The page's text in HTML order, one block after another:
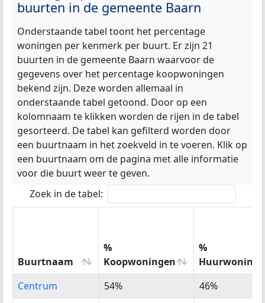
buurten in de gemeente Baarn
Onderstaande tabel toont het percentage
woningen per kenmerk per buurt. Er zijn 21
buurten in de gemeente Baarn waarvoor de
gegevens over het percentage koopwoningen
bekend zijn. Deze worden allemaal in
onderstaande tabel getoond. Door op een
kolomnaam te klikken worden de rijen in de tabel
gesorteerd. De tabel kan gefilterd worden door
een buurtnaam in het zoekveld in te voeren. Klik op
een buurtnaam om de pagina met alle informatie
voor die buurt weer te geven.
Zoek in de tabel:
Buurtnaam
%
Koopwoningen
%
Buurtnaam
%
Koopwoningen
%
Centrum 54%
46%